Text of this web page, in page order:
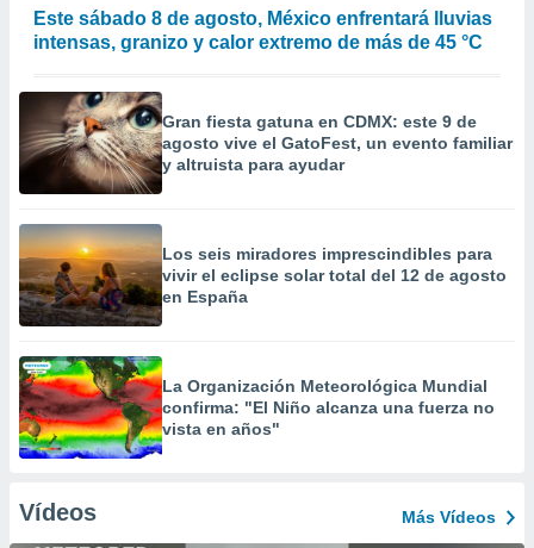
Este sábado 8 de agosto, México enfrentará lluvias
intensas, granizo y calor extremo de más de 45 °C
Gran fiesta gatuna en CDMX: este 9 de
agosto vive el GatoFest, un evento familiar
y altruista para ayudar
Los seis miradores imprescindibles para
vivir el eclipse solar total del 12 de agosto
en España
La Organización Meteorológica Mundial
confirma: "El Niño alcanza una fuerza no
vista en años"
Vídeos Más Vídeos